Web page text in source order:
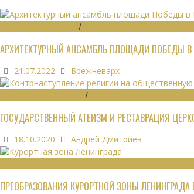
/
АРХИТЕКТУРНЫЙ АНСАМБЛЬ ПЛОЩАДИ ПОБЕДЫ
21.07.2022 Брежневарх
/
ГОСУДАРСТВЕННЫЙ АТЕИЗМ И РЕСТАВРАЦИЯ
18.10.2020 Андрей Дмитриев
ПРЕОБРАЗОВАНИЯ КУРОРТНОЙ ЗОНЫ